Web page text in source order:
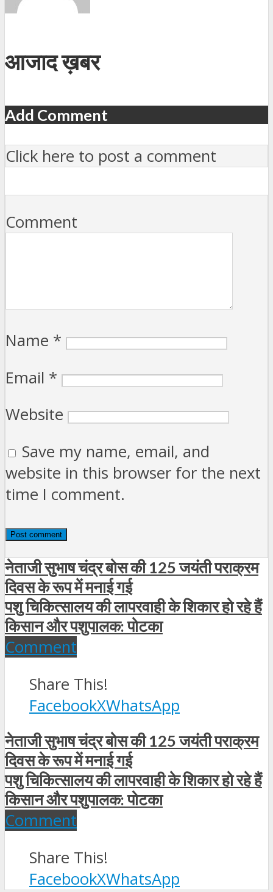
आजाद ख़बर
Add Comment
Click here to post a comment
Comment
Name *
Email *
Website
Save my name, email, and
website in this browser for the next
time I comment.
नेताजी सुभाष चंद्र बोस की 125 जयंती पराक्रम
दिवस के रूप में मनाई गई
पशु चिकित्सालय की लापरवाही के शिकार हो रहे हैं
किसान और पशुपालक: पोटका
Comment
Share This!
FacebookXWhatsApp
नेताजी सुभाष चंद्र बोस की 125 जयंती पराक्रम
दिवस के रूप में मनाई गई
पशु चिकित्सालय की लापरवाही के शिकार हो रहे हैं
किसान और पशुपालक: पोटका
Comment
Share This!
FacebookXWhatsApp